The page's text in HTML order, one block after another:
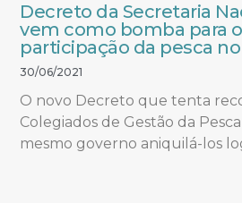
Decreto da Secretaria
vem como bomba para
participação da pesca no
30/06/2021
O novo Decreto que tenta
Colegiados de Gestão da
mesmo governo aniquilá-los